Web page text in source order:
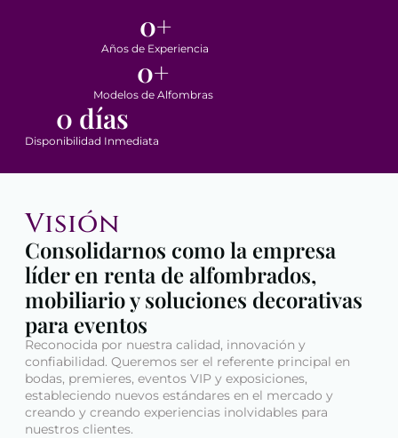
Años de Experiencia
0+
Modelos de Alfombras
0+
Disponibilidad Inmediata
0 días
Visión
Consolidarnos como la empresa
líder en renta de alfombrados,
mobiliario y soluciones decorativas
para eventos
Reconocida por nuestra calidad, innovación y
confiabilidad. Queremos ser el referente principal en
bodas, premieres, eventos VIP y exposiciones,
estableciendo nuevos estándares en el mercado y
creando y creando experiencias inolvidables para
nuestros clientes.